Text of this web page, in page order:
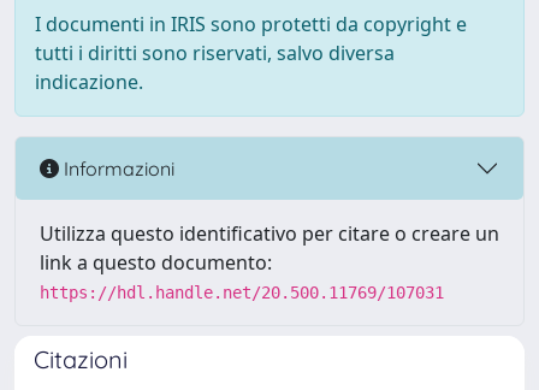
I documenti in IRIS sono protetti da copyright e
tutti i diritti sono riservati, salvo diversa
indicazione.
Informazioni
Utilizza questo identificativo per citare o creare un
link a questo documento:
https://hdl.handle.net/20.500.11769/107031
Citazioni